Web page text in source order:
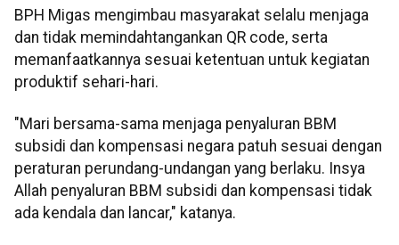
BPH Migas mengimbau masyarakat selalu menjaga
dan tidak memindahtangankan QR code, serta
memanfaatkannya sesuai ketentuan untuk kegiatan
produktif sehari-hari.
"Mari bersama-sama menjaga penyaluran BBM
subsidi dan kompensasi negara patuh sesuai dengan
peraturan perundang-undangan yang berlaku. Insya
Allah penyaluran BBM subsidi dan kompensasi tidak
ada kendala dan lancar," katanya.